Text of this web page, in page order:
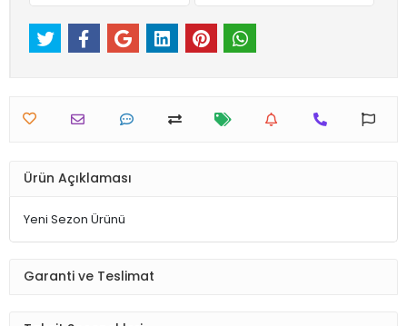
Ürün Açıklaması
Yeni Sezon Ürünü
Garanti ve Teslimat